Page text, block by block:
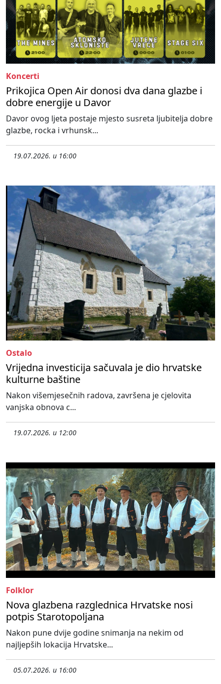
Koncerti
Prikojica Open Air donosi dva dana glazbe i
dobre energije u Davor
Davor ovog ljeta postaje mjesto susreta ljubitelja dobre
glazbe, rocka i vrhunsk...
19.07.2026. u 16:00
Ostalo
Vrijedna investicija sačuvala je dio hrvatske
kulturne baštine
Nakon višemjesečnih radova, završena je cjelovita
vanjska obnova c...
19.07.2026. u 12:00
Folklor
Nova glazbena razglednica Hrvatske nosi
potpis Starotopoljana
Nakon pune dvije godine snimanja na nekim od
najljepših lokacija Hrvatske...
05.07.2026. u 16:00